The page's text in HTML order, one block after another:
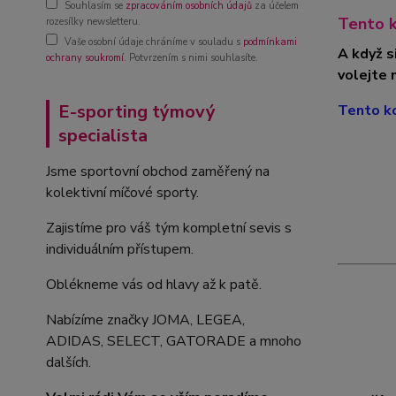
Souhlasím se zpracováním osobních údajů za účelem
rozesílky newsletteru.
Vaše osobní údaje chráníme v souladu s podmínkami
ochrany soukromí. Potvrzením s nimi souhlasíte.
E-sporting týmový
specialista
Jsme sportovní obchod zaměřený na
kolektivní míčové sporty.
Zajistíme pro váš tým kompletní sevis s
individuálním přístupem.
Oblékneme vás od hlavy až k patě.
Nabízíme značky JOMA, LEGEA,
ADIDAS, SELECT, GATORADE a mnoho
dalších.
Tento
A když
volejte
Tento